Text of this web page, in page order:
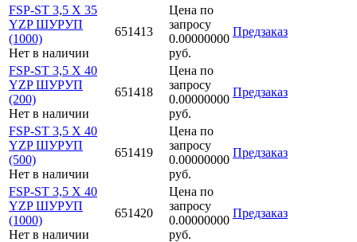
FSP-ST 3,5 X 35
YZP ШУРУП
(1000)
Нет в наличии
651413
Цена по
запросу
0.00000000
руб.
Предзаказ
FSP-ST 3,5 X 40
YZP ШУРУП
(200)
Нет в наличии
651418
Цена по
запросу
0.00000000
руб.
Предзаказ
FSP-ST 3,5 X 40
YZP ШУРУП
(500)
Нет в наличии
651419
Цена по
запросу
0.00000000
руб.
Предзаказ
FSP-ST 3,5 X 40
YZP ШУРУП
(1000)
Нет в наличии
651420
Цена по
запросу
0.00000000
руб.
Предзаказ